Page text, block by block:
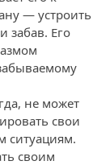
— устроить
забав. Его
не может
свои
ситуациям.
своим